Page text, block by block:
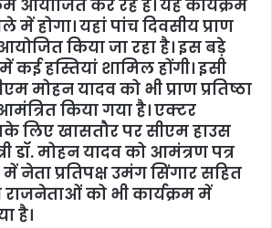
आयोजित कर रहे हैं। यह कार्यक्रम
में होगा। यहां पांच दिवसीय प्राण
किया जा रहा है। इस बड़े
कई हस्तियां शामिल होंगी। इसी
मोहन यादव को भी प्राण प्रतिष्ठा
किया गया है। एक्टर
लिए खासतौर पर सीएम हाउस
डॉ. मोहन यादव को आमंत्रण पत्र
में नेता प्रतिपक्ष उमंग सिंगार सहित
को भी कार्यक्रम में
है।